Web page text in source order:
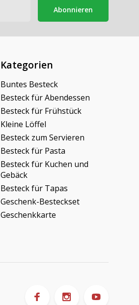
Abonnieren
Kategorien
Buntes Besteck
Besteck für Abendessen
Besteck für Frühstück
Kleine Löffel
Besteck zum Servieren
Besteck für Pasta
Besteck für Kuchen und
Gebäck
Besteck für Tapas
Geschenk-Besteckset
Geschenkkarte